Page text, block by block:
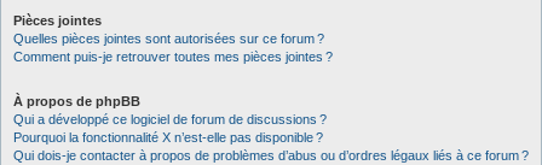
Pièces jointes
Quelles pièces jointes sont autorisées sur ce forum ?
Comment puis-je retrouver toutes mes pièces jointes ?
À propos de phpBB
Qui a développé ce logiciel de forum de discussions ?
Pourquoi la fonctionnalité X n’est-elle pas disponible ?
Qui dois-je contacter à propos de problèmes d’abus ou d’ordres légaux liés à ce forum ?